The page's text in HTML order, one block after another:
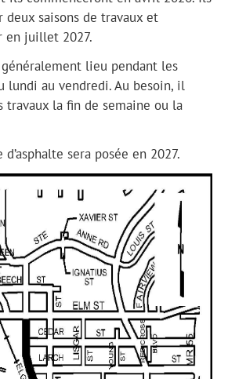
deux saisons de travaux et
en juillet 2027.
lieu pendant les
lundi au vendredi. Au besoin, il
travaux la fin de semaine ou la
sera posée en 2027.